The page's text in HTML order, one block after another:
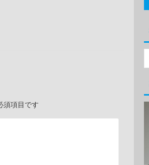
須項目です